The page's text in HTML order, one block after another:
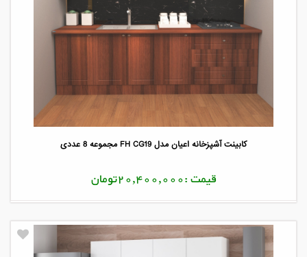
کابینت آشپزخانه اعیان مدل FH CG19 مجموعه 8 عددی
قیمت :20,400,000تومان